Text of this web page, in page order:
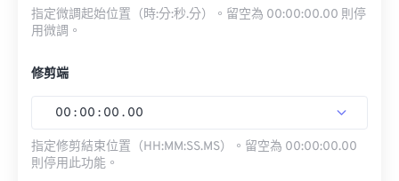
指定微調起始位置（時:分:秒.分）。留空為 00:00:00.00 則停
用微調。
修剪端
00 : 00 : 00 . 00
指定修剪結束位置（HH:MM:SS.MS）。留空為 00:00:00.00
則停用此功能。